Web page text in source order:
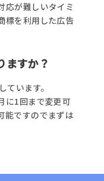
応が難しいタイミ
標を利用した広告
ますか？
います。
に1回まで変更可
能ですのでまずは